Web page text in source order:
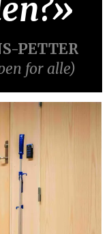
PETTER
for alle)